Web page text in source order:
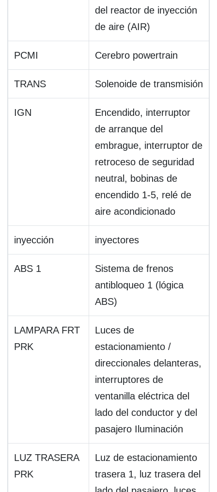
del reactor de inyección
de aire (AIR)
PCMI Cerebro powertrain
TRANS Solenoide de transmisión
IGN
Encendido, interruptor
de arranque del
embrague, interruptor de
retroceso de seguridad
neutral, bobinas de
encendido 1-5, relé de
aire acondicionado
inyección inyectores
ABS 1
Sistema de frenos
antibloqueo 1 (lógica
ABS)
LAMPARA FRT
PRK
Luces de
estacionamiento /
direccionales delanteras,
interruptores de
ventanilla eléctrica del
lado del conductor y del
pasajero Iluminación
LUZ TRASERA
PRK
Luz de estacionamiento
trasera 1, luz trasera del